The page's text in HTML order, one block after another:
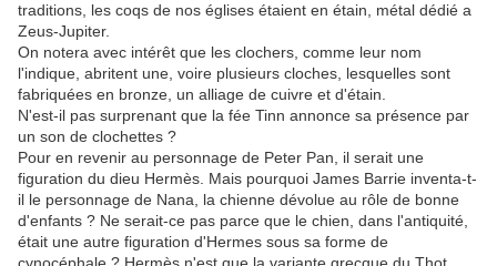
traditions, les coqs de nos églises étaient en étain, métal dédié a
Zeus-Jupiter.
On notera avec intérêt que les clochers, comme leur nom
l'indique, abritent une, voire plusieurs cloches, lesquelles sont
fabriquées en bronze, un alliage de cuivre et d'étain.
N'est-il pas surprenant que la fée Tinn annonce sa présence par
un son de clochettes ?
Pour en revenir au personnage de Peter Pan, il serait une
figuration du dieu Hermès. Mais pourquoi James Barrie inventa-t-
il le personnage de Nana, la chienne dévolue au rôle de bonne
d'enfants ? Ne serait-ce pas parce que le chien, dans l'antiquité,
était une autre figuration d'Hermes sous sa forme de